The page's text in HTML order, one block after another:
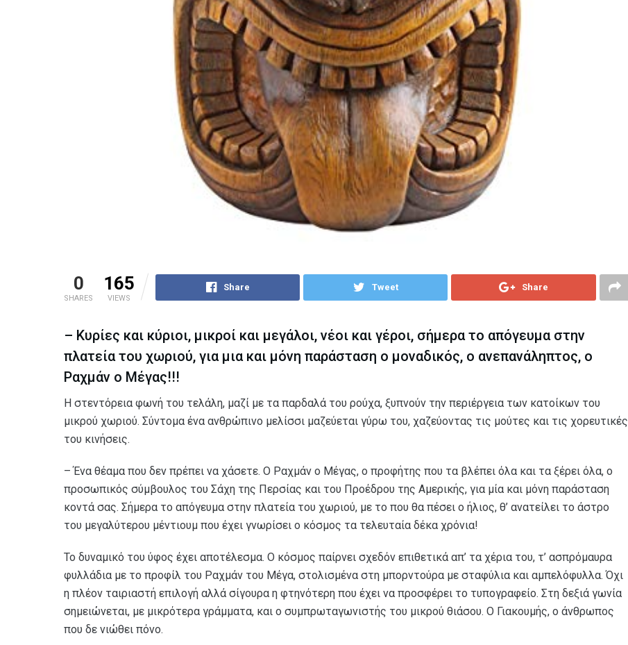
0
SHARES
165
VIEWS
Share Tweet Share
– Κυρίες και κύριοι, μικροί και μεγάλοι, νέοι και γέροι, σήμερα το απόγευμα στην
πλατεία του χωριού, για μια και μόνη παράσταση ο μοναδικός, ο ανεπανάληπτος, ο
Ραχμάν ο Μέγας!!!
Η στεντόρεια φωνή του τελάλη, μαζί με τα παρδαλά του ρούχα, ξυπνούν την περιέργεια των κατοίκων του
μικρού χωριού. Σύντομα ένα ανθρώπινο μελίσσι μαζεύεται γύρω του, χαζεύοντας τις μούτες και τις χορευτικές
του κινήσεις.
– Ένα θέαμα που δεν πρέπει να χάσετε. Ο Ραχμάν ο Μέγας, ο προφήτης που τα βλέπει όλα και τα ξέρει όλα, ο
προσωπικός σύμβουλος του Σάχη της Περσίας και του Προέδρου της Αμερικής, για μία και μόνη παράσταση
κοντά σας. Σήμερα το απόγευμα στην πλατεία του χωριού, με το που θα πέσει ο ήλιος, θ’ ανατείλει το άστρο
του μεγαλύτερου μέντιουμ που έχει γνωρίσει ο κόσμος τα τελευταία δέκα χρόνια!
Το δυναμικό του ύφος έχει αποτέλεσμα. Ο κόσμος παίρνει σχεδόν επιθετικά απ’ τα χέρια του, τ’ ασπρόμαυρα
φυλλάδια με το προφίλ του Ραχμάν του Μέγα, στολισμένα στη μπορντούρα με σταφύλια και αμπελόφυλλα. Όχι
η πλέον ταιριαστή επιλογή αλλά σίγουρα η φτηνότερη που έχει να προσφέρει το τυπογραφείο. Στη δεξιά γωνία
σημειώνεται, με μικρότερα γράμματα, και ο συμπρωταγωνιστής του μικρού θιάσου. Ο Γιακουμής, ο άνθρωπος
που δε νιώθει πόνο.